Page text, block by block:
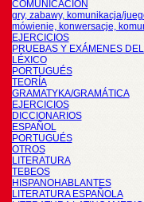
COMUNICACIÓN
gry, zabawy, komunikacja/
mówienie, konwersacje,
EJERCICIOS
PRUEBAS Y EXÁMENES
LÉXICO
PORTUGUÉS
TEORÍA
GRAMATYKA/GRAMÁTICA
EJERCICIOS
DICCIONARIOS
ESPAÑOL
PORTUGUÉS
OTROS
LITERATURA
TEBEOS
HISPANOHABLANTES
LITERATURA ESPAÑOLA